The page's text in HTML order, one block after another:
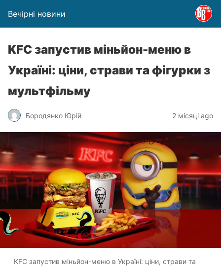
Вечірні новини
KFC запустив міньйон-меню в
Україні: ціни, страви та фігурки з
мультфільму
Бородянко Юрій 2 місяці ago
KFC запустив міньйон-меню в Україні: ціни, страви та